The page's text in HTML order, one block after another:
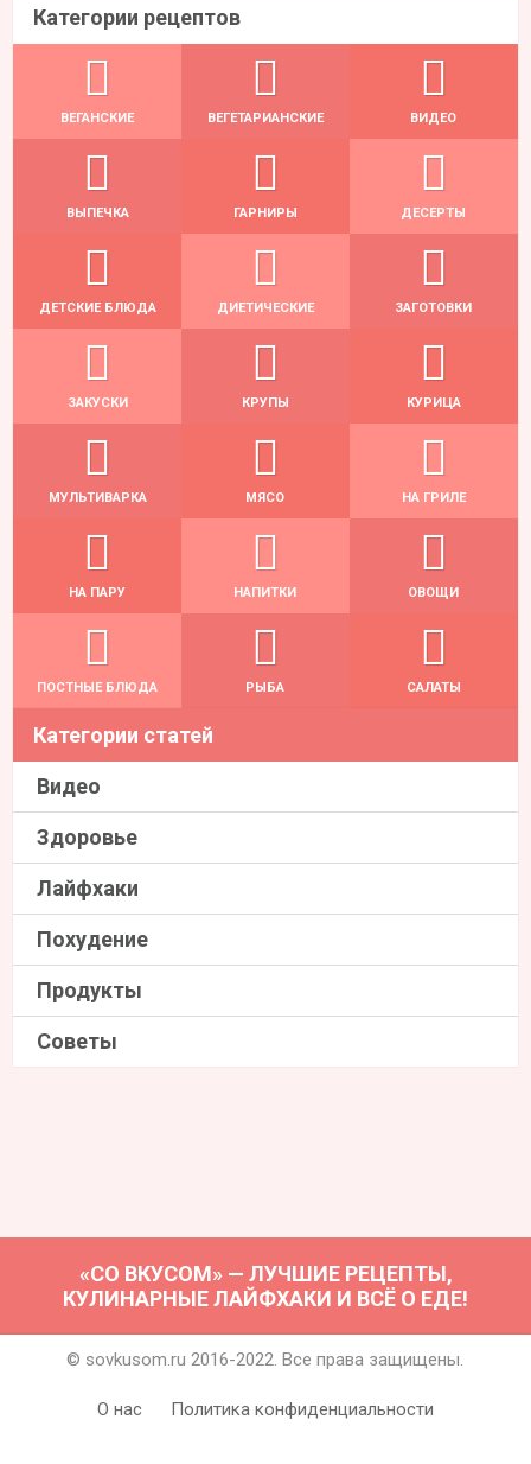
Категории рецептов
ВЕГАНСКИЕ ВЕГЕТАРИАНСКИЕ ВИДЕО
ВЫПЕЧКА ГАРНИРЫ ДЕСЕРТЫ
ДЕТСКИЕ БЛЮДА ДИЕТИЧЕСКИЕ ЗАГОТОВКИ
ЗАКУСКИ КРУПЫ КУРИЦА
МУЛЬТИВАРКА МЯСО НА ГРИЛЕ
НА ПАРУ НАПИТКИ ОВОЩИ
ПОСТНЫЕ БЛЮДА РЫБА САЛАТЫ
Категории статей
Видео
Здоровье
Лайфхаки
Похудение
Продукты
Советы
«СО ВКУСОМ» — ЛУЧШИЕ РЕЦЕПТЫ,
КУЛИНАРНЫЕ ЛАЙФХАКИ И ВСЁ О ЕДЕ!
© sovkusom.ru 2016-2022. Все права защищены.
О нас Политика конфиденциальности